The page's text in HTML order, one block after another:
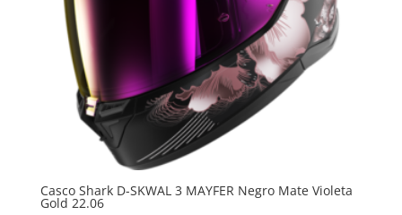
Casco Shark D-SKWAL 3 MAYFER Negro Mate Violeta
Gold 22.06